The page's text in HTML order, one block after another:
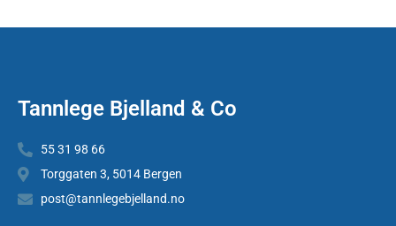
Tannlege Bjelland & Co
55 31 98 66
Torggaten 3, 5014 Bergen
post@tannlegebjelland.no